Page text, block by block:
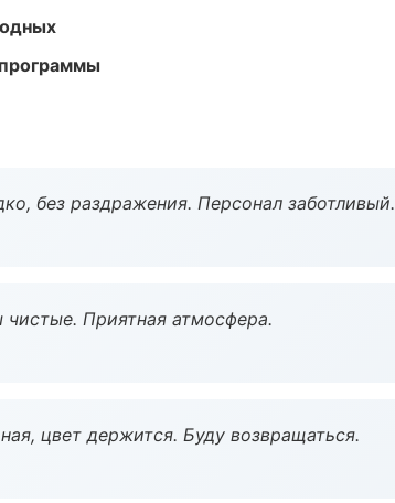
без раздражения. Персонал заботливый.
Приятная атмосфера.
цвет держится. Буду возвращаться.